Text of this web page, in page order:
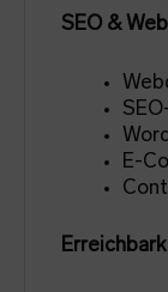
SEO &
E-